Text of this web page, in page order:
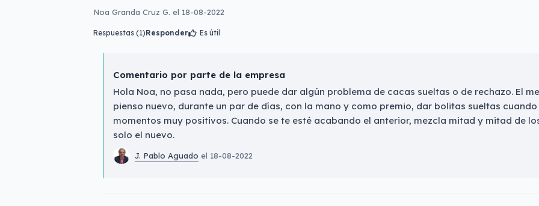
Noa Granda Cruz G. el 18-08-2022
Respuestas (1)Responder Es útil
Comentario por parte de la empresa
Hola Noa, no pasa nada, pero puede dar algún problema de cacas sueltas o de rechazo. El
pienso nuevo, durante un par de días, con la mano y como premio, dar bolitas sueltas
momentos muy positivos. Cuando se te esté acabando el anterior, mezcla mitad y mitad de
solo el nuevo.
J. Pablo Aguado el 18-08-2022